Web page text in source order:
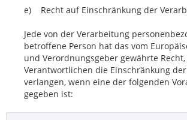
e) Recht auf Einschränkung der
Jede von der Verarbeitung
betroffene Person hat das vom
und Verordnungsgeber gewährte
Verantwortlichen die Einschränkung
verlangen, wenn eine der folgenden
gegeben ist: